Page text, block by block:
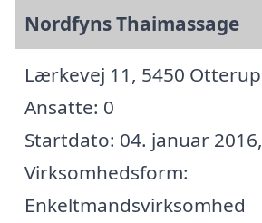
Nordfyns Thaimassage
Lærkevej 11, 5450 Otterup
Ansatte: 0
Startdato: 04. januar 2016,
Virksomhedsform:
Enkeltmandsvirksomhed